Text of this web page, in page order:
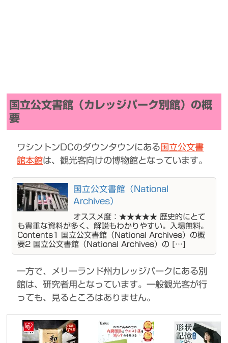
国立公文書館（カレッジパーク別館）の概
要
ワシントンDCのダウンタウンにある国立公文書
館本館は、観光客向けの博物館となっています。
国立公文書館（National
Archives）
オススメ度：★★★★★ 歴史的にとて
も貴重な資料が多く、解説もわかりやすい。入場無料。
Contents1 国立公文書館（National Archives）の概
要2 国立公文書館（National Archives）の […]
一方で、メリーランド州カレッジパークにある別
館は、研究者用となっています。一般観光客が行
っても、見るところはありません。